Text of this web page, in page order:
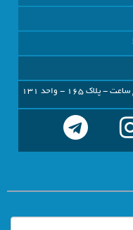
165 - واحد 131